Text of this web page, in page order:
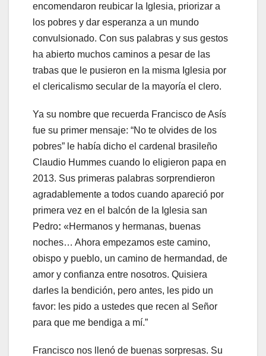
encomendaron reubicar la Iglesia, priorizar a
los pobres y dar esperanza a un mundo
convulsionado. Con sus palabras y sus gestos
ha abierto muchos caminos a pesar de las
trabas que le pusieron en la misma Iglesia por
el clericalismo secular de la mayoría el clero.
Ya su nombre que recuerda Francisco de Asís
fue su primer mensaje: “No te olvides de los
pobres” le había dicho el cardenal brasileño
Claudio Hummes cuando lo eligieron papa en
2013. Sus primeras palabras sorprendieron
agradablemente a todos cuando apareció por
primera vez en el balcón de la Iglesia san
Pedro: «Hermanos y hermanas, buenas
noches… Ahora empezamos este camino,
obispo y pueblo, un camino de hermandad, de
amor y confianza entre nosotros. Quisiera
darles la bendición, pero antes, les pido un
favor: les pido a ustedes que recen al Señor
para que me bendiga a mí.”
Francisco nos llenó de buenas sorpresas. Su